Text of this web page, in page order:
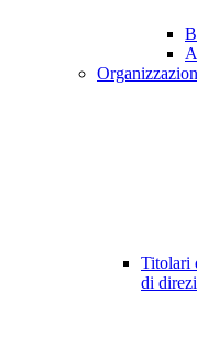
Titolari
di